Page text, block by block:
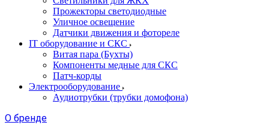
Прожекторы светодиодные
Уличное освещение
Датчики движения и фотореле
IT оборудование и СКС
Витая пара (Бухты)
Компоненты медные для СКС
Патч-корды
Электрооборудование
Аудиотрубки (трубки домофона)
О бренде